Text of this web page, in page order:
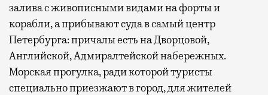
залива с живописными видами на форты и
корабли, а прибывают суда в самый центр
Петербурга: причалы есть на Дворцовой,
Английской, Адмиралтейской набережных.
Морская прогулка, ради которой туристы
специально приезжают в город, для жителей